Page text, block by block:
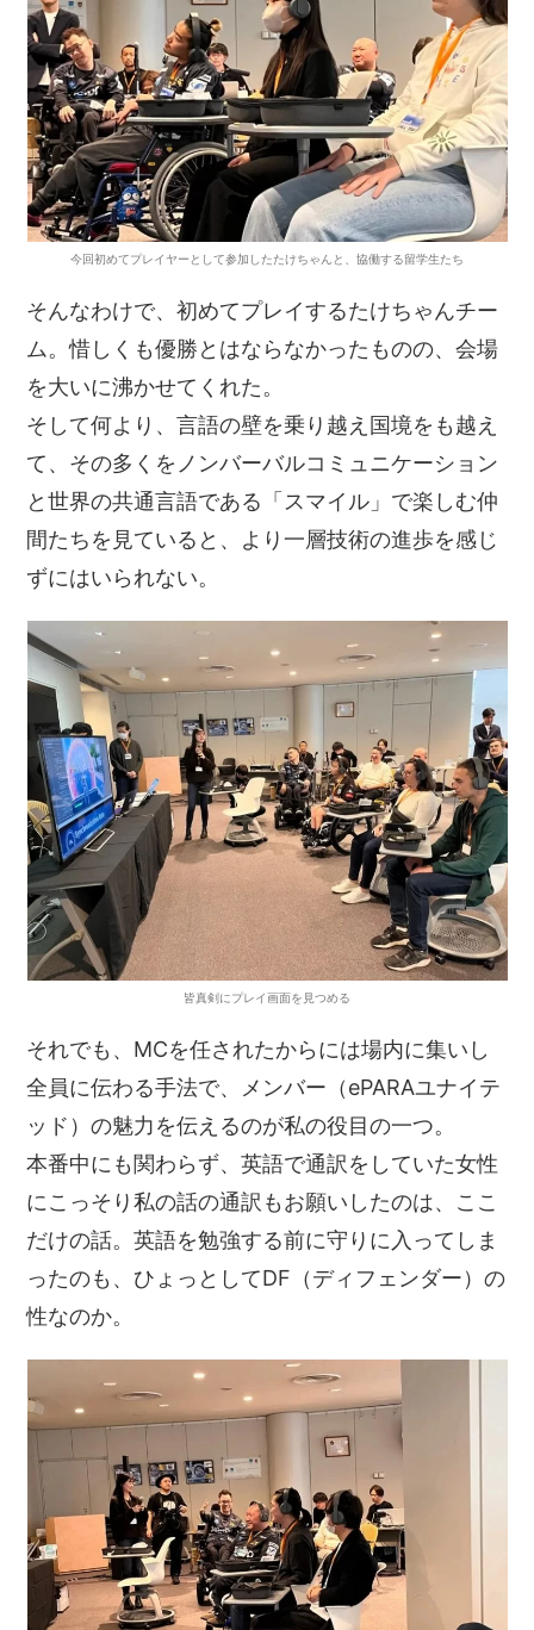
今回初めてプレイヤーとして参加したたけちゃんと、協働する留学生たち
そんなわけで、初めてプレイするたけちゃんチー
ム。惜しくも優勝とはならなかったものの、会場
を大いに沸かせてくれた。
そして何より、言語の壁を乗り越え国境をも越え
て、その多くをノンバーバルコミュニケーション
と世界の共通言語である「スマイル」で楽しむ仲
間たちを見ていると、より一層技術の進歩を感じ
ずにはいられない。
皆真剣にプレイ画面を見つめる
それでも、MCを任されたからには場内に集いし
全員に伝わる手法で、メンバー（ePARAユナイテ
ッド）の魅力を伝えるのが私の役目の一つ。
本番中にも関わらず、英語で通訳をしていた女性
にこっそり私の話の通訳もお願いしたのは、ここ
だけの話。英語を勉強する前に守りに入ってしま
ったのも、ひょっとしてDF（ディフェンダー）の
性なのか。